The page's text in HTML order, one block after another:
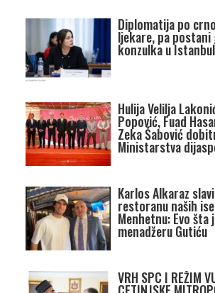
Diplomatija po
ljekare, pa postani
konzulka u
Hulija Velilja
Popović, Fuad
Zeka Šabović
Ministarstva
Karlos Alkaraz
restoranu naših
Menhetnu: Evo šta
menadžeru Gutiću
VRH SPC I REŽIM